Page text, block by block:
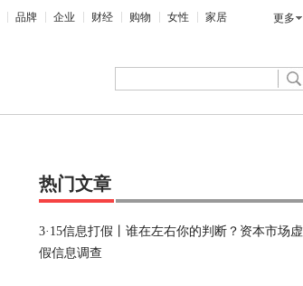
品牌 企业 财经 购物 女性 家居 更多
热门文章
3·15信息打假丨谁在左右你的判断？资本市场虚
假信息调查